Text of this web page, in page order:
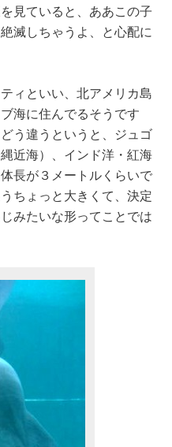
見ていると、ああこの子
滅しちゃうよ、と心配に
ィといい、北アメリカ島
海に住んでるそうです
う違うというと、ジュゴ
近海）、インド洋・紅海
長が３メートルくらいで
ちょっと大きくて、決定
みたいな形ってことでは